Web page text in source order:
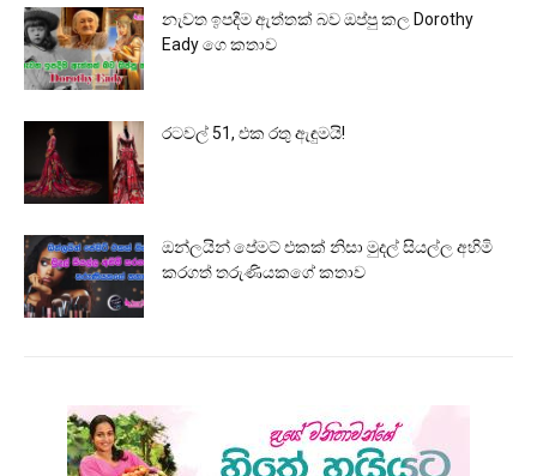
නැවත ඉපදීම ඇත්තක් බව ඔප්පු කල Dorothy
Eady ගෙ කතාව
රටවල් 51, එක රතු ඇඳුමයි!
ඔන්ලයින් පේමට් එකක් නිසා මුදල් සියල්ල අහිමි
කරගත් තරුණියකගේ කතාව